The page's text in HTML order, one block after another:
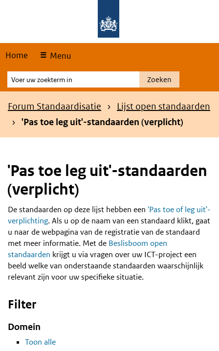
Home Menu
Voer
uw
zoekterm
Zoeken
Kruimelpad
Forum Standaardisatie
Lijst open standaarden
'Pas toe leg uit'-standaarden (verplicht)
'Pas toe leg uit'-standaarden
(verplicht)
Content
De standaarden op deze lijst hebben een 'Pas toe of leg uit'-
verplichting. Als u op de naam van een standaard klikt, gaat
u naar de webpagina van de registratie van de standaard
met meer informatie. Met de Beslisboom open
standaarden krijgt u via vragen over uw ICT-project een
beeld welke van onderstaande standaarden waarschijnlijk
relevant zijn voor uw specifieke situatie.
Filter
Domein
Toon alle